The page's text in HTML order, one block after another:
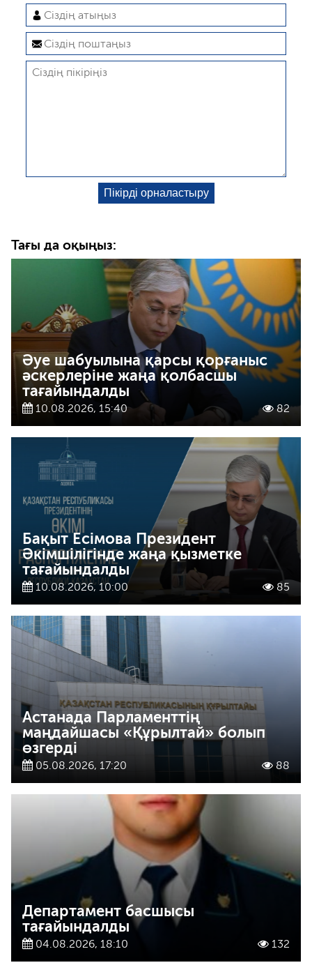
Тағы да оқыңыз:
Әуе шабуылына қарсы қорғаныс
әскерлеріне жаңа қолбасшы
тағайындалды
10.08.2026, 15:40 82
Бақыт Есімова Президент
Әкімшілігінде жаңа қызметке
тағайындалды
10.08.2026, 10:00 85
Астанада Парламенттің
маңдайшасы «Құрылтай» болып
өзгерді
05.08.2026, 17:20 88
Департамент басшысы
тағайындалды
04.08.2026, 18:10 132